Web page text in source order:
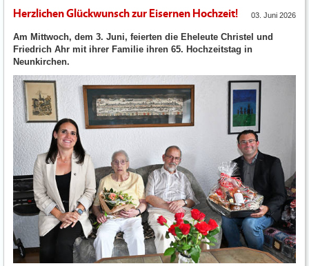
03. Juni 2026
Herzlichen Glückwunsch zur Eisernen Hochzeit!
Am Mittwoch, dem 3. Juni, feierten die Eheleute Christel und
Friedrich Ahr mit ihrer Familie ihren 65. Hochzeitstag in
Neunkirchen.